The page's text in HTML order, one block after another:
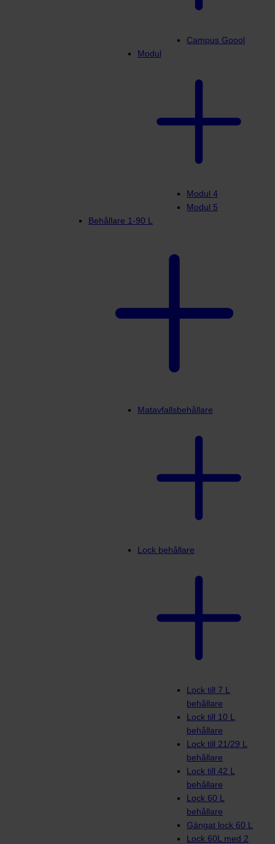
Campus Goool
Modul
Modul 4
Modul 5
Behållare 1-90 L
Matavfallsbehållare
Lock behållare
Lock till 7 L
behållare
Lock till 10 L
behållare
Lock till 21/29 L
behållare
Lock till 42 L
behållare
Lock 60 L
behållare
Gängat lock 60 L
Lock 60L med 2